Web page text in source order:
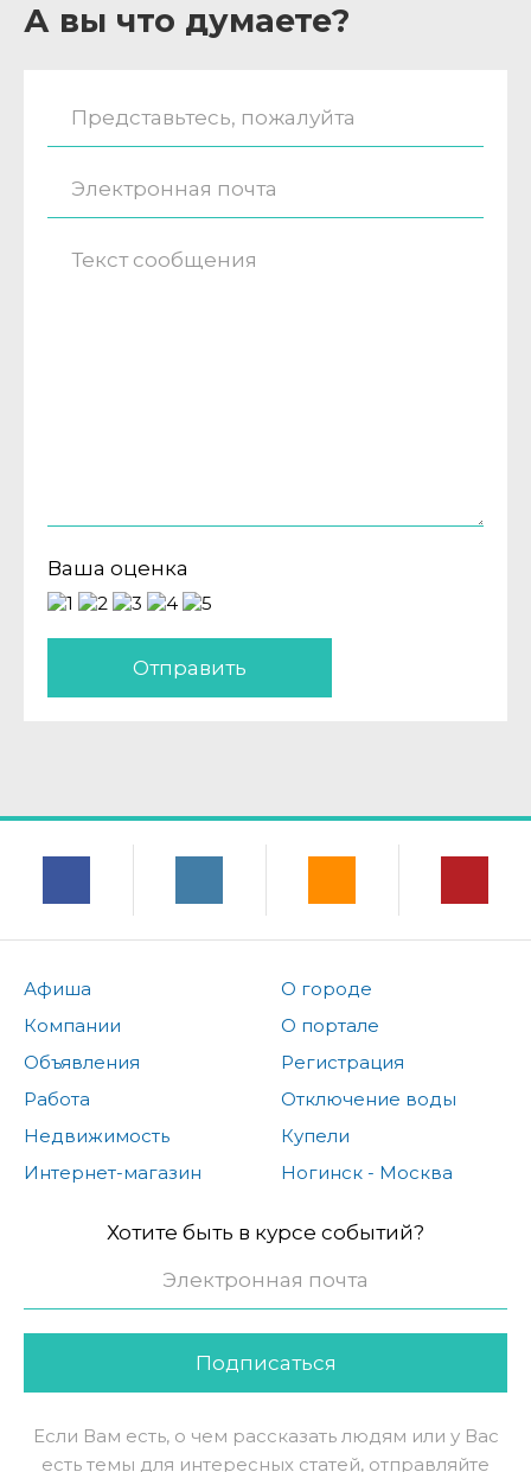
А вы что думаете?
Ваша оценка
Отправить
Афиша
Компании
Объявления
Работа
Недвижимость
Интернет-магазин
О городе
О портале
Регистрация
Отключение воды
Купели
Ногинск - Москва
Хотите быть в курсе событий?
Подписаться
Если Вам есть, о чем рассказать людям или у Вас
есть темы для интересных статей, отправляйте